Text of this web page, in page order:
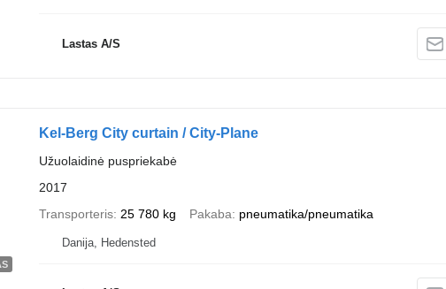
Lastas A/S
Kel-Berg City curtain / City-Plane
Užuolaidinė puspriekabė
2017
Transporteris 25 780 kg Pakaba pneumatika/pneumatika
Danija, Hedensted